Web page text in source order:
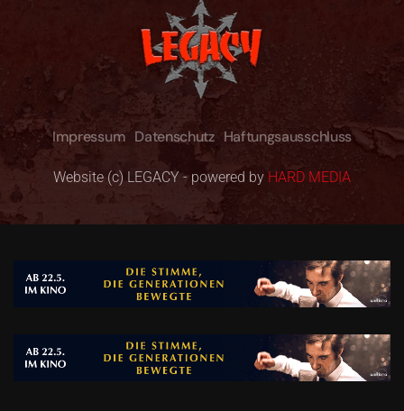
Impressum Datenschutz Haftungsausschluss
Website (c) LEGACY - powered by HARD MEDIA